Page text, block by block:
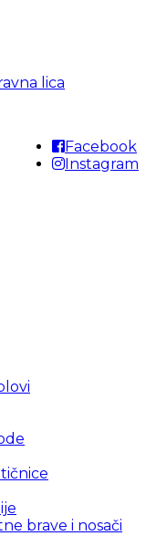
lica
Facebook
Instagram
brave i nosači